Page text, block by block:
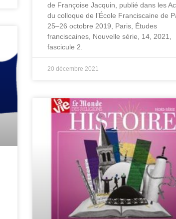
de Françoise Jacquin, publié dans les
du colloque de l’École Franciscaine de
25‒26 octobre 2019, Paris, Études
franciscaines, Nouvelle série, 14, 2021,
fascicule 2.
20 décembre 2021